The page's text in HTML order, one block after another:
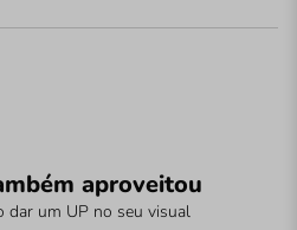
aproveitou
dar um UP no seu visual